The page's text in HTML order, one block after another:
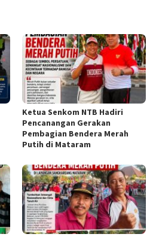
Ketua Senkom NTB Hadiri
Pencanangan Gerakan
Pembagian Bendera Merah
Putih di Mataram